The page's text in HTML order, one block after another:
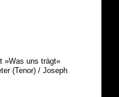
»Was uns trägt«
(Tenor) / Joseph